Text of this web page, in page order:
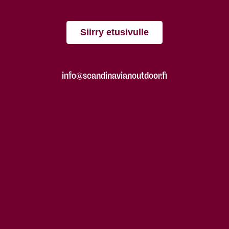
Siirry etusivulle
info@scandinavianoutdoor.fi